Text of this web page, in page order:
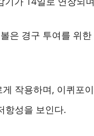
은 경구 투여를 위
작용하며, 이퀴포
항성을 보인다.